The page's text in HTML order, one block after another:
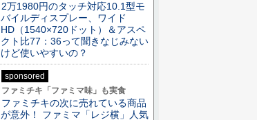
2万1980円のタッチ対応10.1型モ
バイルディスプレー、ワイド
HD（1540×720ドット）＆アスペ
クト比77：36って聞きなじみない
けど使いやすいの？
sponsored
ファミチキ「ファミマ味」も実食
ファミチキの次に売れている商品
が意外！ ファミマ「レジ横」人気